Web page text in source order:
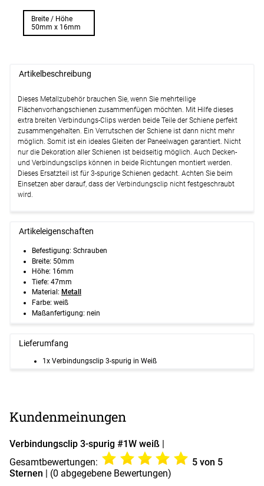
Breite / Höhe
50mm x 16mm
Artikelbeschreibung
Dieses Metallzubehör brauchen Sie, wenn Sie mehrteilige
Flächenvorhangschienen zusammenfügen möchten. Mit Hilfe dieses
extra breiten Verbindungs-Clips werden beide Teile der Schiene perfekt
zusammengehalten. Ein Verrutschen der Schiene ist dann nicht mehr
möglich. Somit ist ein ideales Gleiten der Paneelwagen garantiert. Nicht
nur die Dekoration aller Schienen ist beidseitig möglich. Auch Decken-
und Verbindungsclips können in beide Richtungen montiert werden.
Dieses Ersatzteil ist für 3-spurige Schienen gedacht. Achten Sie beim
Einsetzen aber darauf, dass der Verbindungsclip nicht festgeschraubt
wird.
Artikeleigenschaften
Befestigung: Schrauben
Breite: 50mm
Höhe: 16mm
Tiefe: 47mm
Material: Metall
Farbe: weiß
Maßanfertigung: nein
Lieferumfang
1x Verbindungsclip 3-spurig in Weiß
Kundenmeinungen
Verbindungsclip 3-spurig #1W weiß |
Gesamtbewertungen:
5von 5
Sternen | (0 abgegebene Bewertungen)